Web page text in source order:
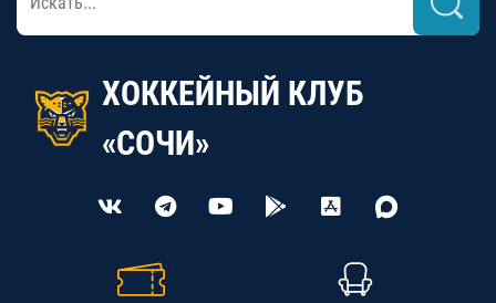
ХОККЕЙНЫЙ КЛУБ
«СОЧИ»